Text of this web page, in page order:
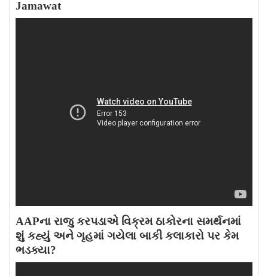
Jamawat
AAPના રાજુ કરપડાએ વિક્રમ ઠાકોરના સમર્થનમાં
શું કહ્યું અને ગૃહમાં ગયેલા બાકી કલાકારો પર કેમ
ભડક્યા?